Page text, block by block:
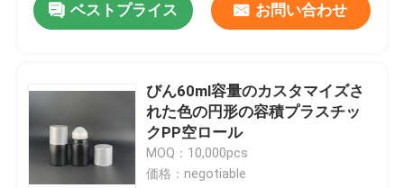
ベストプライス お問い合わせ
びん60ml容量のカスタマイズさ
れた色の円形の容積プラスチッ
クPP空ロール
MOQ：10,000pcs
価格：negotiable